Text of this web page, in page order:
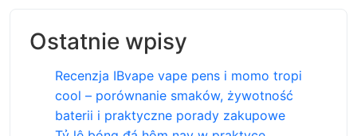
Ostatnie wpisy
Recenzja IBvape vape pens i momo tropi
cool – porównanie smaków, żywotność
baterii i praktyczne porady zakupowe